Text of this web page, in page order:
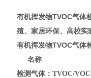
有机挥发物TVOC气体
殖、家居环保、高校实
有机挥发物TVOC气体
名称
检测气体： TVOC/VOC